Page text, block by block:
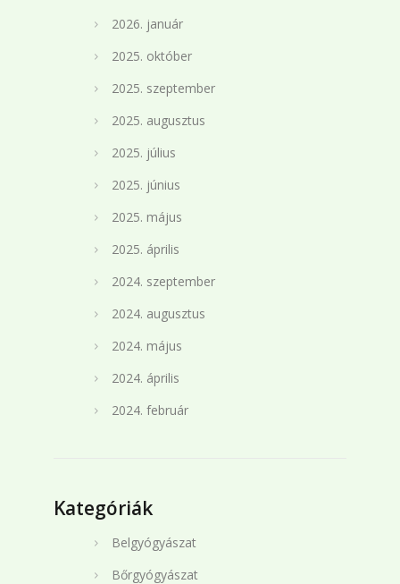
2026. január
2025. október
2025. szeptember
2025. augusztus
2025. július
2025. június
2025. május
2025. április
2024. szeptember
2024. augusztus
2024. május
2024. április
2024. február
Kategóriák
Belgyógyászat
Bőrgyógyászat